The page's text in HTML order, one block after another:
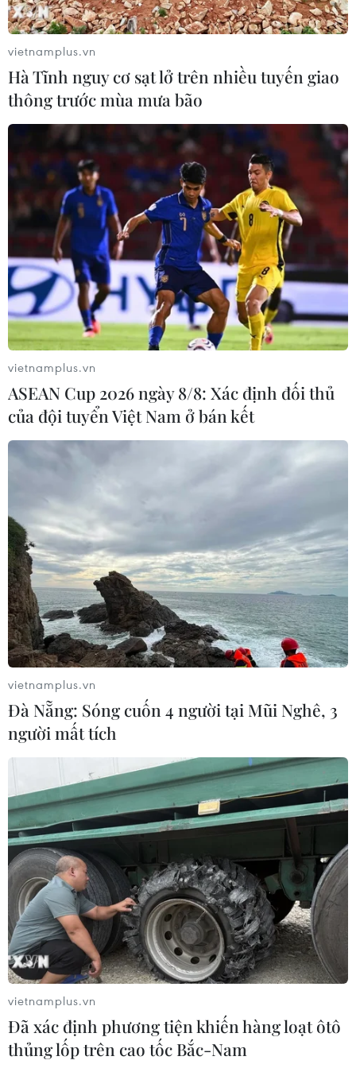
Nhiều gói thầu thi công nâng cấp cải tạo
đường sắt Bắc-Nam vượt tiến độ
14/01/2024 01:51
Hàng loạt các gói thầu của Dự án cải tạo, nâng cấp
tuyến đường sắt Bắc-Nam đã hoàn thành vượt tiến độ,
góp phần nâng tốc độ chạy tàu trong dịp Tết Nguyên
đán Giáp Thìn 2024 sắp tới.
vietnamplus.vn
Hà Tĩnh nguy cơ sạt lở trên nhiều tuyến giao
thông trước mùa mưa bão
vietnamplus.vn
ASEAN Cup 2026 ngày 8/8: Xác định đối thủ
của đội tuyển Việt Nam ở bán kết
vietnamplus.vn
Đà Nẵng: Sóng cuốn 4 người tại Mũi Nghê, 3
người mất tích
vietnamplus.vn
Đã xác định phương tiện khiến hàng loạt ôtô
thủng lốp trên cao tốc Bắc-Nam